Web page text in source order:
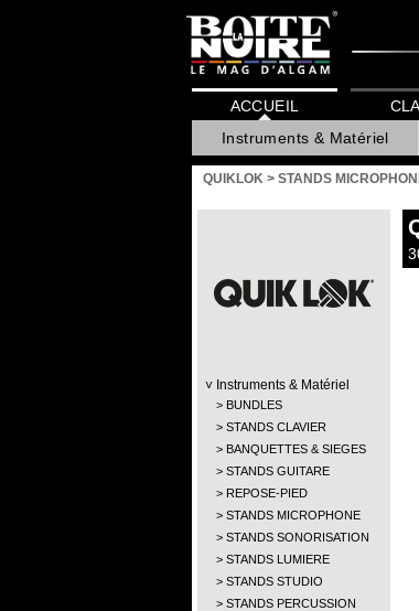
ACCUEIL
Instruments & Matériel
QUIKLOK > STANDS
Instruments & Matériel
BUNDLES
STANDS CLAVIER
BANQUETTES & SIEGES
STANDS GUITARE
REPOSE-PIED
STANDS MICROPHONE
STANDS SONORISATION
STANDS LUMIERE
STANDS STUDIO
STANDS PERCUSSION